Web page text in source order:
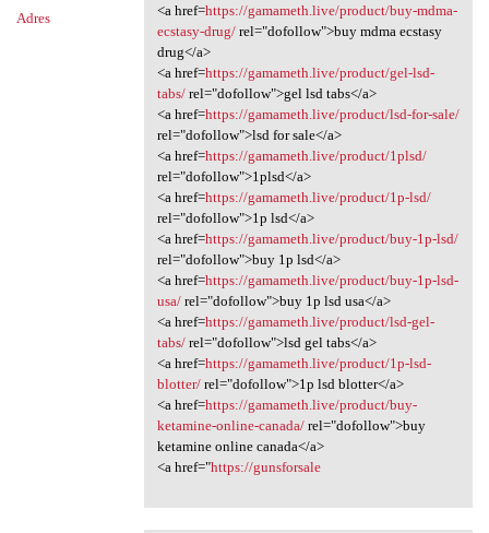
Adres
<a href=https://gamameth.live/product/buy-mdma-
ecstasy-drug/rel="dofollow">buy mdma ecstasy
drug</a>
<a href=https://gamameth.live/product/gel-lsd-
tabs/rel="dofollow">gel lsd tabs</a>
<a href=https://gamameth.live/product/lsd-for-sale/
rel="dofollow">lsd for sale</a>
<a href=https://gamameth.live/product/1plsd/
rel="dofollow">1plsd</a>
<a href=https://gamameth.live/product/1p-lsd/
rel="dofollow">1p lsd</a>
<a href=https://gamameth.live/product/buy-1p-lsd/
rel="dofollow">buy 1p lsd</a>
<a href=https://gamameth.live/product/buy-1p-lsd-
usa/rel="dofollow">buy 1p lsd usa</a>
<a href=https://gamameth.live/product/lsd-gel-
tabs/rel="dofollow">lsd gel tabs</a>
<a href=https://gamameth.live/product/1p-lsd-
blotter/rel="dofollow">1p lsd blotter</a>
<a href=https://gamameth.live/product/buy-
ketamine-online-canada/rel="dofollow">buy
ketamine online canada</a>
<a href="https://gunsforsale